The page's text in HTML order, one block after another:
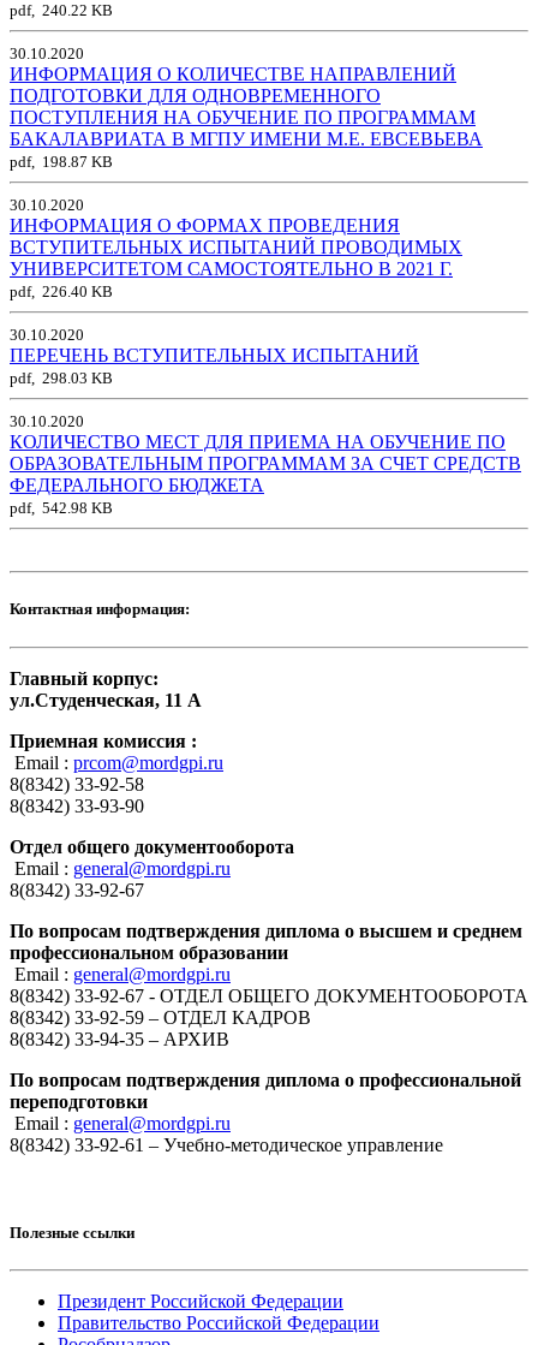
pdf, 240.22 KB
30.10.2020
ИНФОРМАЦИЯ О КОЛИЧЕСТВЕ НАПРАВЛЕНИЙ
ПОДГОТОВКИ ДЛЯ ОДНОВРЕМЕННОГО
ПОСТУПЛЕНИЯ НА ОБУЧЕНИЕ ПО ПРОГРАММАМ
БАКАЛАВРИАТА В МГПУ ИМЕНИ М.Е. ЕВСЕВЬЕВА
pdf, 198.87 KB
30.10.2020
ИНФОРМАЦИЯ О ФОРМАХ ПРОВЕДЕНИЯ
ВСТУПИТЕЛЬНЫХ ИСПЫТАНИЙ ПРОВОДИМЫХ
УНИВЕРСИТЕТОМ САМОСТОЯТЕЛЬНО В 2021 Г.
pdf, 226.40 KB
30.10.2020
ПЕРЕЧЕНЬ ВСТУПИТЕЛЬНЫХ ИСПЫТАНИЙ
pdf, 298.03 KB
30.10.2020
КОЛИЧЕСТВО МЕСТ ДЛЯ ПРИЕМА НА ОБУЧЕНИЕ ПО
ОБРАЗОВАТЕЛЬНЫМ ПРОГРАММАМ ЗА СЧЕТ СРЕДСТВ
ФЕДЕРАЛЬНОГО БЮДЖЕТА
pdf, 542.98 KB
Контактная информация:
Главный корпус:
ул.Студенческая, 11 А
Приемная комиссия :
Email : prcom@mordgpi.ru
8(8342) 33-92-58
8(8342) 33-93-90
Отдел общего документооборота
Email : general@mordgpi.ru
8(8342) 33-92-67
По вопросам подтверждения диплома о высшем и среднем
профессиональном образовании
Email : general@mordgpi.ru
8(8342) 33-92-67 - ОТДЕЛ ОБЩЕГО ДОКУМЕНТООБОРОТА
8(8342) 33-92-59 – ОТДЕЛ КАДРОВ
8(8342) 33-94-35 – АРХИВ
По вопросам подтверждения диплома о профессиональной
переподготовки
Email : general@mordgpi.ru
8(8342) 33-92-61 – Учебно-методическое управление
Полезные ссылки
Президент Российской Федерации
Правительство Российской Федерации